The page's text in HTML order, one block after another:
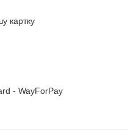
картку
- WayForPay